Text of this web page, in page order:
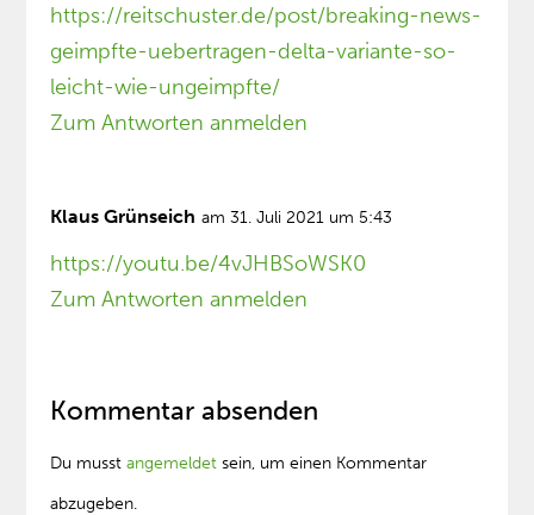
https://reitschuster.de/post/breaking-news-
geimpfte-uebertragen-delta-variante-so-
leicht-wie-ungeimpfte/
Zum Antworten anmelden
Klaus Grünseich am 31. Juli 2021 um 5:43
https://youtu.be/4vJHBSoWSK0
Zum Antworten anmelden
Kommentar absenden
Du musstangemeldet sein, um einen Kommentar
abzugeben.